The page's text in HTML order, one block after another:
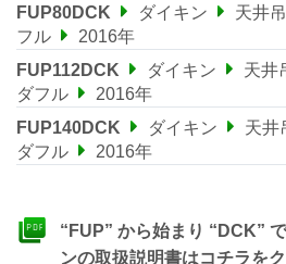
FUP80DCK
ダイキン 天井
フル
2016年
FUP112DCK
ダイキン 天井
ダフル
2016年
FUP140DCK
ダイキン 天井
ダフル
2016年
“FUP” から始まり “DCK”
ンの取扱説明書はコチラを